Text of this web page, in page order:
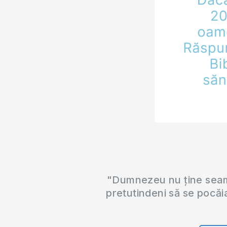
"Dumnezeu nu ține
pretutindeni să se